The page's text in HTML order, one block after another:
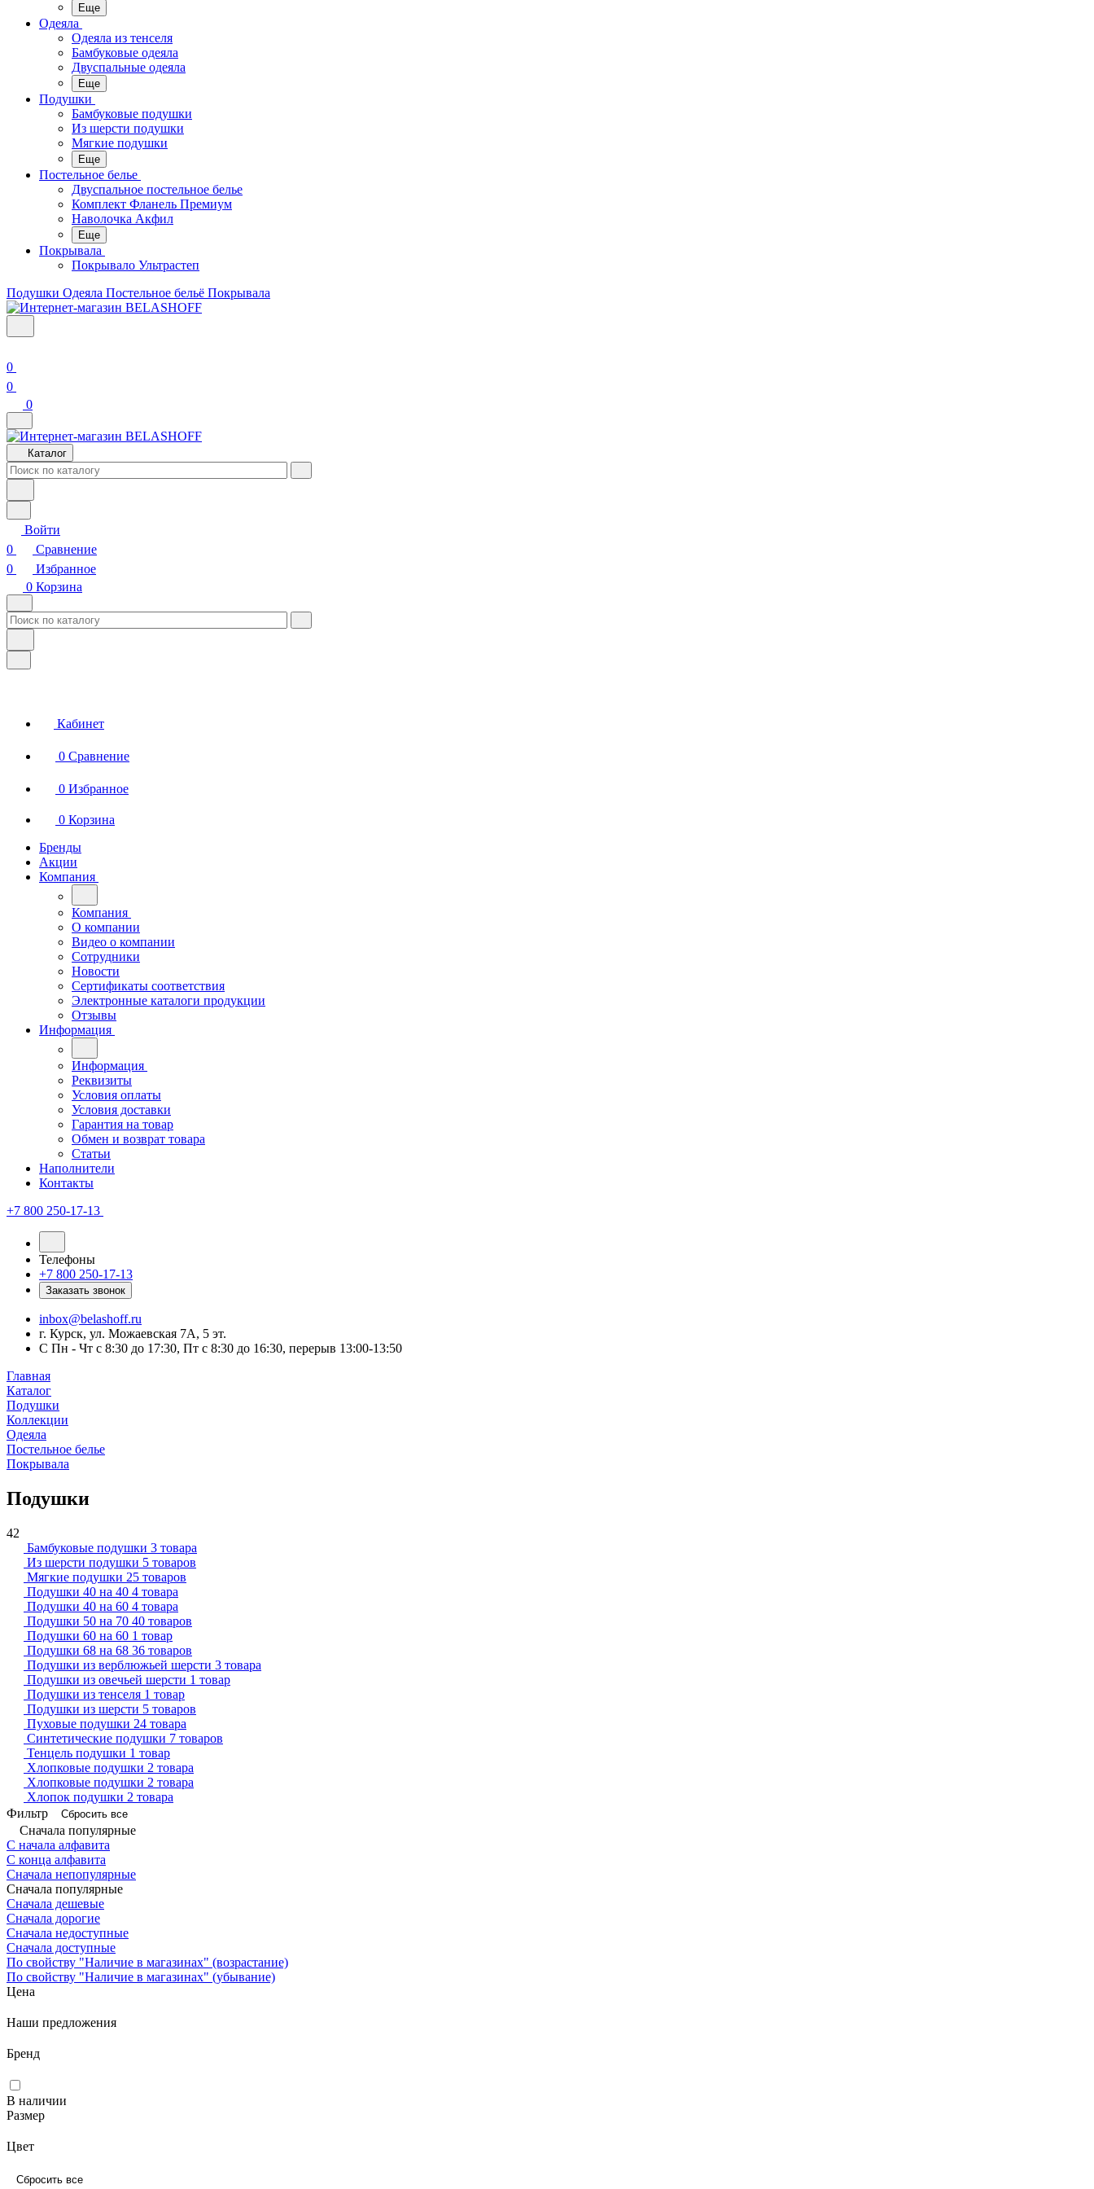
Еще
Одеяла
Одеяла из тенселя
Бамбуковые одеяла
Двуспальные одеяла
Еще
Подушки
Бамбуковые подушки
Из шерсти подушки
Мягкие подушки
Еще
Постельное белье
Двуспальное постельное белье
Комплект Фланель Премиум
Наволочка Акфил
Еще
Покрывала
Покрывало Ультрастеп
Подушки Одеяла Постельное бельё Покрывала
0
0
0
Каталог
Войти
0
Сравнение
0
Избранное
0 Корзина
Кабинет
0 Сравнение
0 Избранное
0 Корзина
Бренды
Акции
Компания
Компания
О компании
Видео о компании
Сотрудники
Новости
Сертификаты соответствия
Электронные каталоги продукции
Отзывы
Информация
Информация
Реквизиты
Условия оплаты
Условия доставки
Гарантия на товар
Обмен и возврат товара
Статьи
Наполнители
Контакты
+7 800 250-17-13
Телефоны
+7 800 250-17-13
Заказать звонок
inbox@belashoff.ru
г. Курск, ул. Можаевская 7А, 5 эт.
C Пн - Чт с 8:30 до 17:30, Пт с 8:30 до 16:30, перерыв 13:00-13:50
Главная
Каталог
Подушки
Коллекции
Одеяла
Постельное белье
Покрывала
Подушки
42
Бамбуковые подушки 3 товара
Из шерсти подушки 5 товаров
Мягкие подушки 25 товаров
Подушки 40 на 40 4 товара
Подушки 40 на 60 4 товара
Подушки 50 на 70 40 товаров
Подушки 60 на 60 1 товар
Подушки 68 на 68 36 товаров
Подушки из верблюжьей шерсти 3 товара
Подушки из овечьей шерсти 1 товар
Подушки из тенселя 1 товар
Подушки из шерсти 5 товаров
Пуховые подушки 24 товара
Синтетические подушки 7 товаров
Тенцель подушки 1 товар
Хлопковые подушки 2 товара
Хлопковые подушки 2 товара
Хлопок подушки 2 товара
Фильтр
Сбросить все
Сначала популярные
С начала алфавита
С конца алфавита
Сначала непопулярные
Сначала популярные
Сначала дешевые
Сначала дорогие
Сначала недоступные
Сначала доступные
По свойству "Наличие в магазинах" (возрастание)
По свойству "Наличие в магазинах" (убывание)
Цена
Наши предложения
Бренд
В наличии
Размер
Цвет
Сбросить все